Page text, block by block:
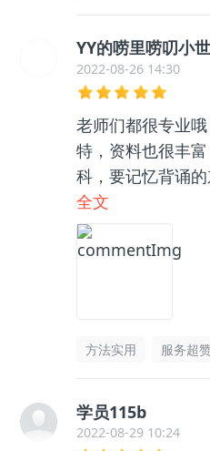
YY的唠里唠叨小
2022-08-26 14:30
老师们都很专业
特，资料也很丰
科，要记忆背诵
绪，和咨询老师聊
架清晰了很多，总
全文
方法实用 服务超
学员115b
2022-08-29 10:24